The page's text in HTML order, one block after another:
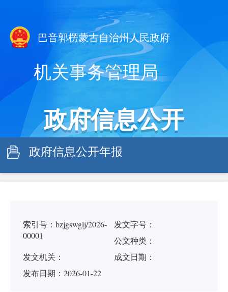
巴音郭楞蒙古自治州人民政府
机关事务管理局
政府信息公开
政府信息公开年报
索引号：bzjgswglj/2026-
00001
发文字号：
公文种类：
发文机关：
成文日期：
发布日期：2026-01-22